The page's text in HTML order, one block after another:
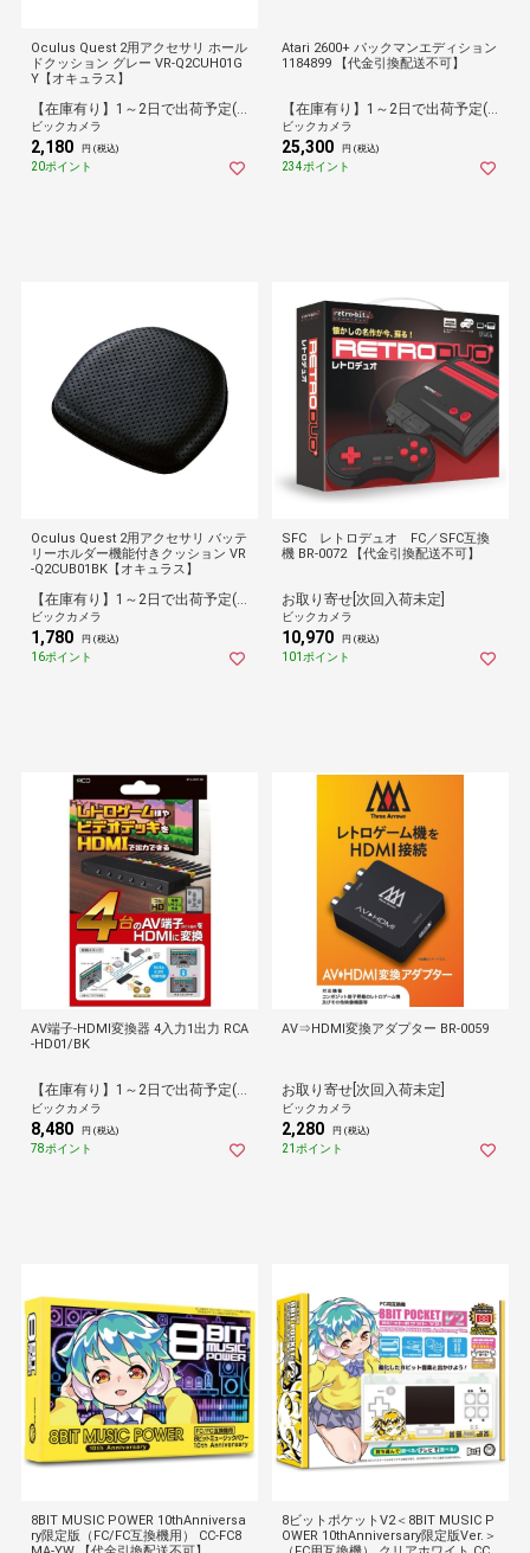
Oculus Quest 2用アクセサリ ホール
ドクッション グレー VR-Q2CUH01G
Y【オキュラス】
【在庫有り】1～2日で出荷予定(日付指定可)
ビックカメラ
2,180 円 (税込)
20ポイント
Atari 2600+ パックマンエディション
1184899 【代金引換配送不可】
【在庫有り】1～2日で出荷予定(日付指定可)
ビックカメラ
25,300 円 (税込)
234ポイント
Oculus Quest 2用アクセサリ バッテ
リーホルダー機能付きクッション VR
-Q2CUB01BK【オキュラス】
【在庫有り】1～2日で出荷予定(日付指定可)
ビックカメラ
1,780 円 (税込)
16ポイント
SFC レトロデュオ FC／SFC互換
機 BR-0072 【代金引換配送不可】
お取り寄せ[次回入荷未定]
ビックカメラ
10,970 円 (税込)
101ポイント
AV端子-HDMI変換器 4入力1出力 RCA
-HD01/BK
【在庫有り】1～2日で出荷予定(日付指定可)
ビックカメラ
8,480 円 (税込)
78ポイント
AV⇒HDMI変換アダプター BR-0059
お取り寄せ[次回入荷未定]
ビックカメラ
2,280 円 (税込)
21ポイント
8BIT MUSIC POWER 10thAnniversa
ry限定版（FC/FC互換機用） CC-FC8
8ビットポケットV2＜8BIT MUSIC P
OWER 10thAnniversary限定版Ver.＞